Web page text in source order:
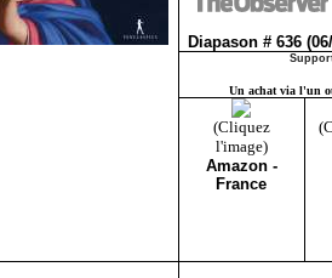
Diapason # 636
Un achat via l'un
(Cliquez
l'image)
Amazon -
France